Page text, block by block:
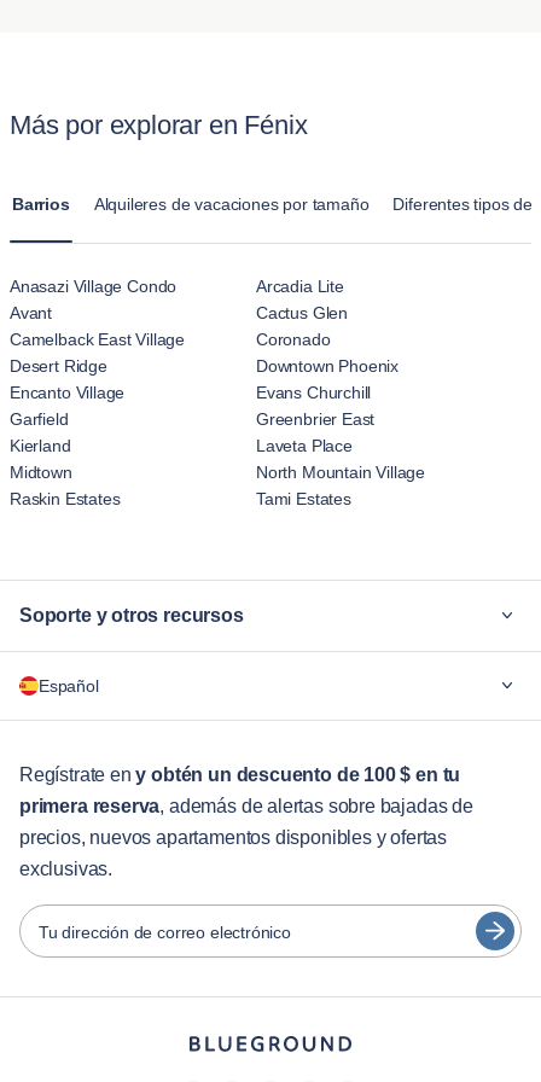
Las comodidades proporcionadas aseguran que los
Más por explorar en Fénix
Barrios Alquileres de vacaciones por tamaño Diferentes tipos de
Anasazi Village Condo
Arcadia Lite
Avant
Cactus Glen
Camelback East Village
Coronado
Desert Ridge
Downtown Phoenix
Encanto Village
Evans Churchill
Garfield
Greenbrier East
Kierland
Laveta Place
Midtown
North Mountain Village
Raskin Estates
Tami Estates
Soporte y otros recursos
Para las empresas
Servicios para huéspedes
Guías de ciudades
Socios
Operadores de alquiler amueblado
Propietarios
Socios de franquicia
Español
English
Português
Español
Français
Türkçe
Regístrate eny obtén un descuento de 100 $ en tu
primera reserva, además de alertas sobre bajadas de
precios, nuevos apartamentos disponibles y ofertas
exclusivas.
Tu dirección de correo electrónico